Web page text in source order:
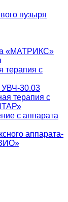
пузыря
«МАТРИКС»
терапия с
УВЧ-30.03
терапия с
с аппарата
аппарата-